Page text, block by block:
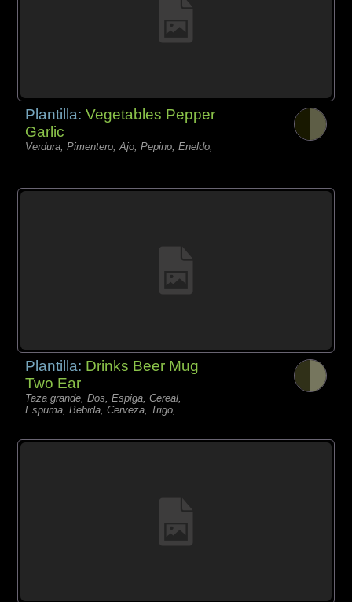
Plantilla:Vegetables Pepper
Garlic
Verdura, Pimentero, Ajo, Pepino, Eneldo,
Plantilla: Drinks Beer Mug
Two Ear
Taza grande, Dos, Espiga, Cereal,
Espuma, Bebida, Cerveza, Trigo,